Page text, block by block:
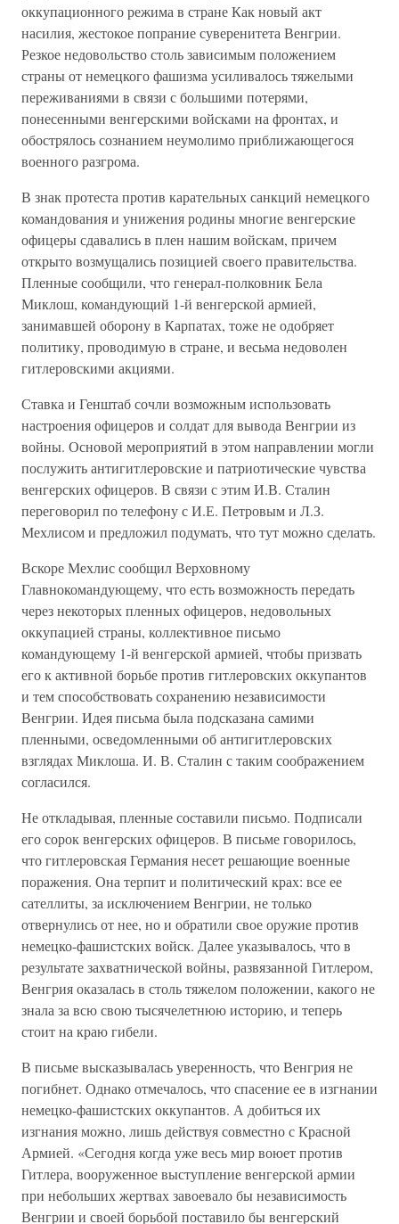
оккупационного режима в стране Как новый акт
насилия, жестокое попрание суверенитета Венгрии.
Резкое недовольство столь зависимым положением
страны от немецкого фашизма усиливалось тяжелыми
переживаниями в связи с большими потерями,
понесенными венгерскими войсками на фронтах, и
обострялось сознанием неумолимо приближающегося
военного разгрома.
В знак протеста против карательных санкций немецкого
командования и унижения родины многие венгерские
офицеры сдавались в плен нашим войскам, причем
открыто возмущались позицией своего правительства.
Пленные сообщили, что генерал-полковник Бела
Миклош, командующий 1-й венгерской армией,
занимавшей оборону в Карпатах, тоже не одобряет
политику, проводимую в стране, и весьма недоволен
гитлеровскими акциями.
Ставка и Генштаб сочли возможным использовать
настроения офицеров и солдат для вывода Венгрии из
войны. Основой мероприятий в этом направлении могли
послужить антигитлеровские и патриотические чувства
венгерских офицеров. В связи с этим И.В. Сталин
переговорил по телефону с И.Е. Петровым и Л.З.
Мехлисом и предложил подумать, что тут можно сделать.
Вскоре Мехлис сообщил Верховному
Главнокомандующему, что есть возможность передать
через некоторых пленных офицеров, недовольных
оккупацией страны, коллективное письмо
командующему 1-й венгерской армией, чтобы призвать
его к активной борьбе против гитлеровских оккупантов
и тем способствовать сохранению независимости
Венгрии. Идея письма была подсказана самими
пленными, осведомленными об антигитлеровских
взглядах Миклоша. И. В. Сталин с таким соображением
согласился.
Не откладывая, пленные составили письмо. Подписали
его сорок венгерских офицеров. В письме говорилось,
что гитлеровская Германия несет решающие военные
поражения. Она терпит и политический крах: все ее
сателлиты, за исключением Венгрии, не только
отвернулись от нее, но и обратили свое оружие против
немецко-фашистских войск. Далее указывалось, что в
результате захватнической войны, развязанной Гитлером,
Венгрия оказалась в столь тяжелом положении, какого не
знала за всю свою тысячелетнюю историю, и теперь
стоит на краю гибели.
В письме высказывалась уверенность, что Венгрия не
погибнет. Однако отмечалось, что спасение ее в изгнании
немецко-фашистских оккупантов. А добиться их
изгнания можно, лишь действуя совместно с Красной
Армией. «Сегодня когда уже весь мир воюет против
Гитлера, вооруженное выступление венгерской армии
при небольших жертвах завоевало бы независимость
Венгрии и своей борьбой поставило бы венгерский